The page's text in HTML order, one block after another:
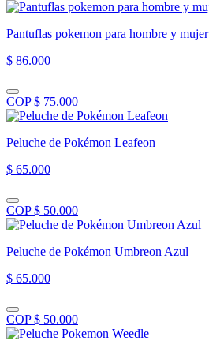
Pantuflas pokemon para hombre y mujer
$ 86.000
COP $ 75.000
Peluche de Pokémon Leafeon
$ 65.000
COP $ 50.000
Peluche de Pokémon Umbreon Azul
$ 65.000
COP $ 50.000